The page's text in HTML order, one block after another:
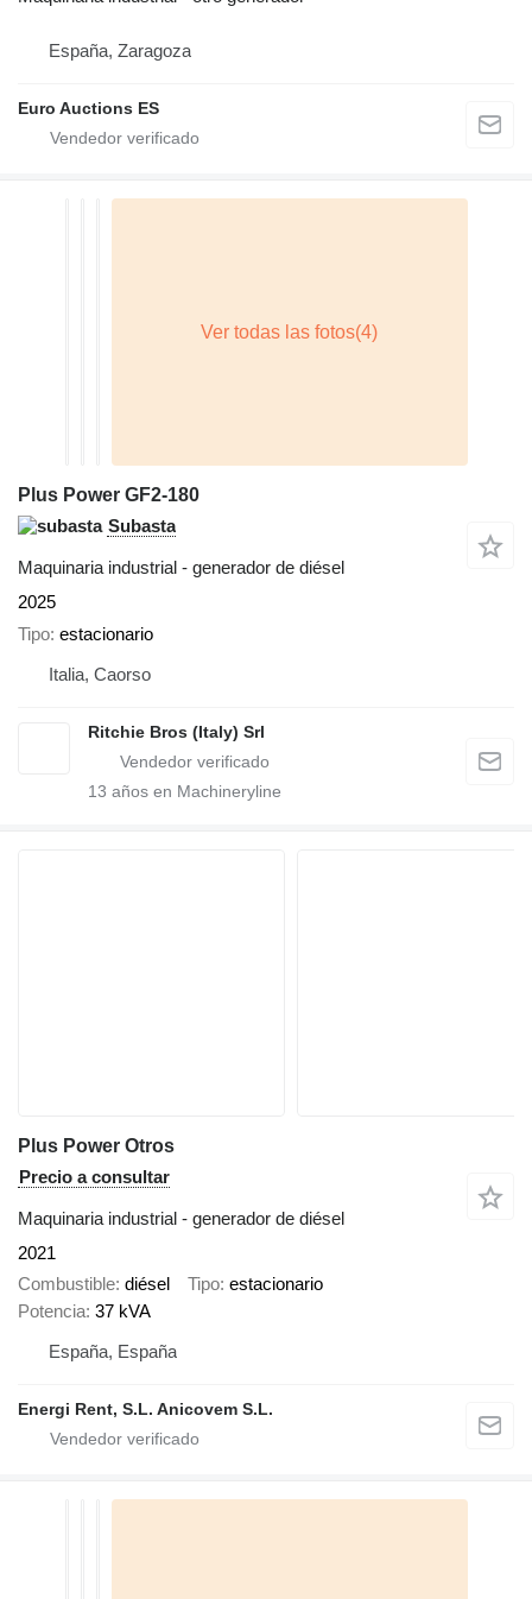
España, Zaragoza
Euro Auctions ES
Plus Power GF2-180
Subasta
Maquinaria industrial - generador de diésel
2025
Tipo estacionario
Italia, Caorso
Ritchie Bros (Italy) Srl
13 años en Machineryline
Plus Power Otros
Precio a consultar
Maquinaria industrial - generador de diésel
2021
Combustible diésel Tipo estacionario
Potencia 37 kVA
España, España
Energi Rent, S.L. Anicovem S.L.